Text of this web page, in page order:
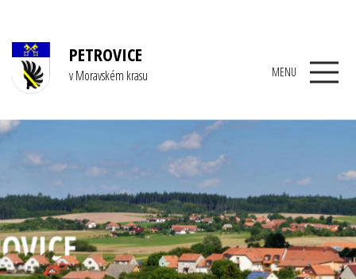
PETROVICE
v Moravském krasu MENU